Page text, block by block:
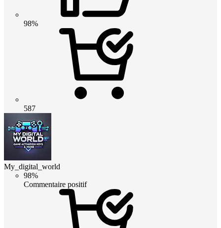
98%
587
My_digital_world
98%
Commentaire positif